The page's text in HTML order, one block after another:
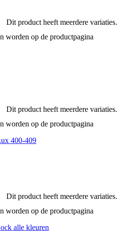
Dit product heeft meerdere variaties.
worden op de productpagina
Dit product heeft meerdere variaties.
worden op de productpagina
Dit product heeft meerdere variaties.
worden op de productpagina